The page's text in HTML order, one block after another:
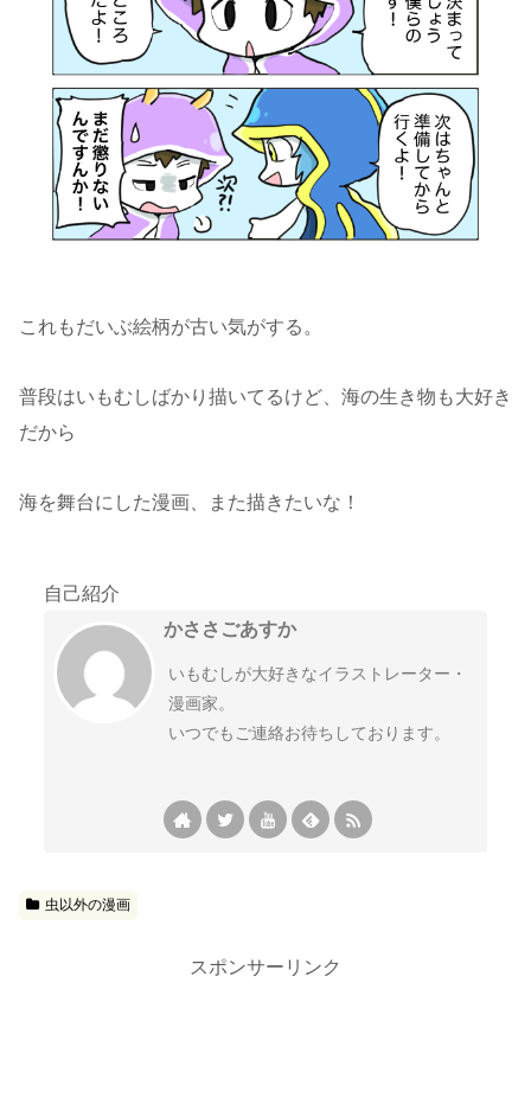
これもだいぶ絵柄が古い気がする。
普段はいもむしばかり描いてるけど、海の生き物も大好き
だから
海を舞台にした漫画、また描きたいな！
自己紹介
かささごあすか
いもむしが大好きなイラストレーター・
漫画家。
いつでもご連絡お待ちしております。
虫以外の漫画
スポンサーリンク